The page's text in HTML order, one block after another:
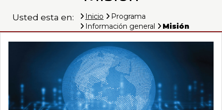
de
la
Información
Mostrando
de
Usted esta en: Inicio
Programa
Información general
Misión